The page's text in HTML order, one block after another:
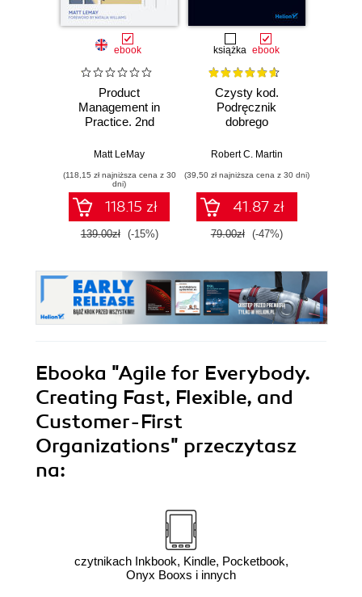
ebook
Product
Management in
Practice. 2nd
Matt LeMay
(118,15 zł najniższa cena z 30
dni)
118.15 zł
139.00zł (-15%)
książka ebook
Czysty kod.
Podręcznik
dobrego
Robert C. Martin
(39,50 zł najniższa cena z 30 dni)
41.87 zł
79.00zł (-47%)
Ebooka "Agile for Everybody.
Creating Fast, Flexible, and
Customer-First
Organizations" przeczytasz
na:
czytnikach Inkbook, Kindle, Pocketbook,
Onyx Booxs i innych